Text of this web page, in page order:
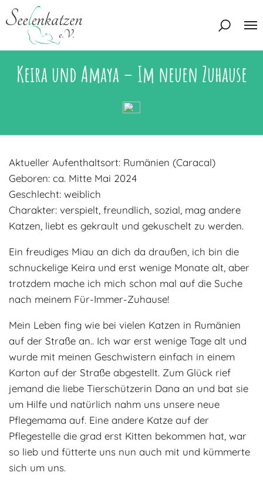
Über uns
Mitglied werden
Eine Katze adoptieren
Interessentenbogen
Zuhause gesucht
Zuhause gefunden
Regenbogenbrücke
Adoptantenberichte
Infos rund um die Katze
Deine Hilfe
Kontakt
Interessentenbogen
Kontaktformular
FAQ
Blog
Keira und Amaya – Im neuen Zuhause
Aktueller Aufenthaltsort: Rumänien (Caracal)
Geboren: ca. Mitte Mai 2024
Geschlecht: weiblich
Charakter: verspielt, freundlich, sozial, mag andere
Katzen, liebt es gekrault und gekuschelt zu werden.
Ein freudiges Miau an dich da draußen, ich bin die
schnuckelige Keira und erst wenige Monate alt, aber
trotzdem mache ich mich schon mal auf die Suche
nach meinem Für-Immer-Zuhause!
Mein Leben fing wie bei vielen Katzen in Rumänien
auf der Straße an.. Ich war erst wenige Tage alt und
wurde mit meinen Geschwistern einfach in einem
Karton auf der Straße abgestellt. Zum Glück rief
jemand die liebe Tierschützerin Dana an und bat sie
um Hilfe und natürlich nahm uns unsere neue
Pflegemama auf. Eine andere Katze auf der
Pflegestelle die grad erst Kitten bekommen hat, war
so lieb und fütterte uns nun auch mit und kümmerte
sich um uns.